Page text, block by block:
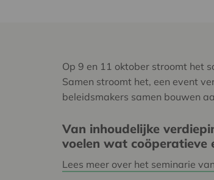
Op 9 en 11 oktober stroomt het
Samen stroomt het, een event
beleidsmakers samen bouwen
Van inhoudelijke
voelen wat coöperatieve
Lees meer over het seminarie